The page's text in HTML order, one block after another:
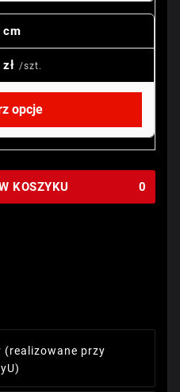
cm
/szt.
opcje
KOSZYKU 0
(realizowane przy